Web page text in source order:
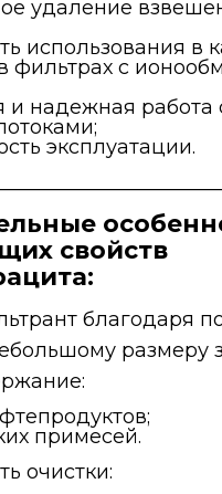
удаление
использования в
фильтрах с
и надежная работа
эксплуатации.
свойств
благодаря
размеру
примесей.
очистки: